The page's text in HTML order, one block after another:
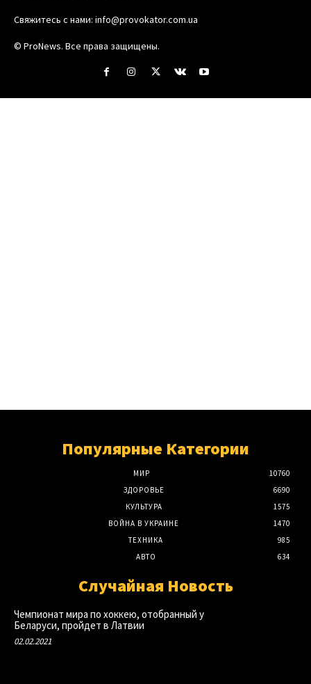
Свяжитесь с нами: info@provokator.com.ua
© ProNews. Все права защищены.
Популярные Категории
МИР
10760
ЗДОРОВЬЕ
6690
КУЛЬТУРА
1575
ВОЙНА В УКРАИНЕ
1470
ТЕХНИКА
985
АВТО
634
Случайная Новость
Чемпионат мира по хоккею, отобранный у
Беларуси, пройдет в Латвии
02.02.2021